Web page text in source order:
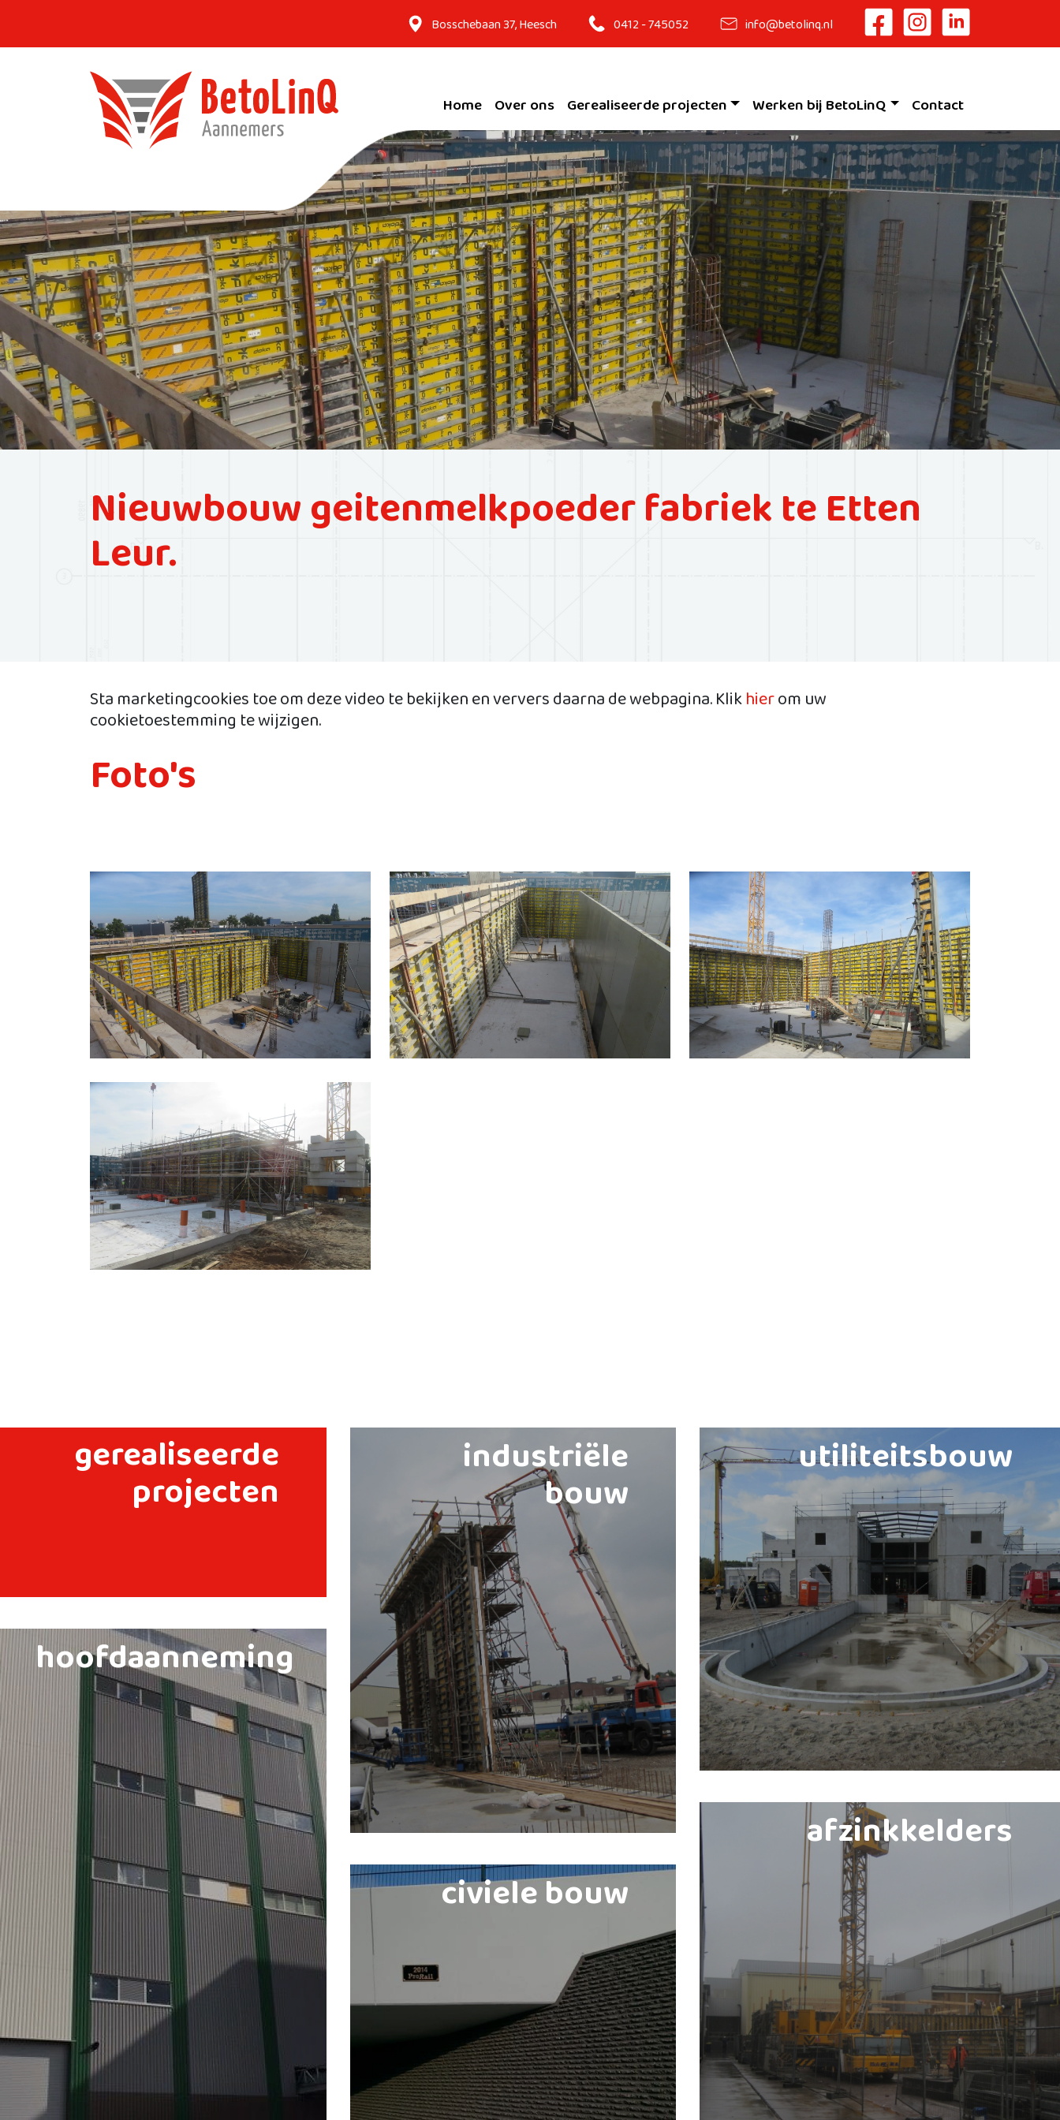
Bosschebaan 37, Heesch 0412 - 745052 info@betolinq.nl
Home Over ons Gerealiseerde projecten Werken bij BetoLinQ Contact
Nieuwbouw geitenmelkpoeder fabriek te Etten
Leur.
Sta marketingcookies toe om deze video te bekijken en ververs daarna de webpagina. Klikhierom uw
cookietoestemming te wijzigen.
Foto's
gerealiseerde
projecten
hoofdaanneming
industriële
bouw
civiele bouw
utiliteitsbouw
afzinkkelders